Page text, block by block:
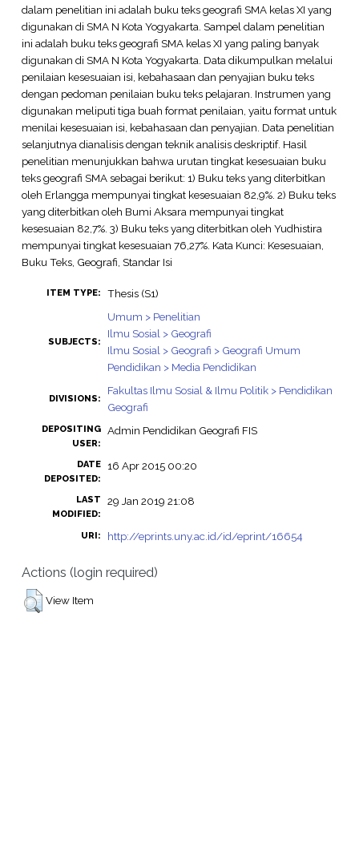
dalam penelitian ini adalah buku teks geografi SMA kelas XI yang
digunakan di SMA N Kota Yogyakarta. Sampel dalam penelitian
ini adalah buku teks geografi SMA kelas XI yang paling banyak
digunakan di SMA N Kota Yogyakarta. Data dikumpulkan melalui
penilaian kesesuaian isi, kebahasaan dan penyajian buku teks
dengan pedoman penilaian buku teks pelajaran. Instrumen yang
digunakan meliputi tiga buah format penilaian, yaitu format untuk
menilai kesesuaian isi, kebahasaan dan penyajian. Data penelitian
selanjutnya dianalisis dengan teknik analisis deskriptif. Hasil
penelitian menunjukkan bahwa urutan tingkat kesesuaian buku
teks geografi SMA sebagai berikut: 1) Buku teks yang diterbitkan
oleh Erlangga mempunyai tingkat kesesuaian 82,9%. 2) Buku teks
yang diterbitkan oleh Bumi Aksara mempunyai tingkat
kesesuaian 82,7%. 3) Buku teks yang diterbitkan oleh Yudhistira
mempunyai tingkat kesesuaian 76,27%. Kata Kunci: Kesesuaian,
Buku Teks, Geografi, Standar Isi
ITEM TYPE: Thesis (S1)
SUBJECTS:
Umum > Penelitian
Ilmu Sosial > Geografi
Ilmu Sosial > Geografi > Geografi Umum
Pendidikan > Media Pendidikan
DIVISIONS:
Fakultas Ilmu Sosial & Ilmu Politik > Pendidikan
Geografi
DEPOSITING
USER:
Admin Pendidikan Geografi FIS
DATE
DEPOSITED:
16 Apr 2015 00:20
LAST
MODIFIED:
29 Jan 2019 21:08
URI: http://eprints.uny.ac.id/id/eprint/16654
Actions (login required)
View Item